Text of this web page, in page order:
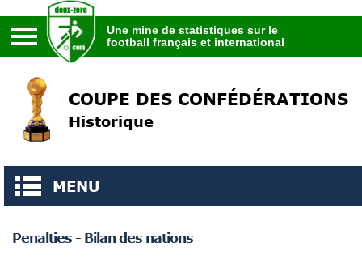
football français et international
Une mine de statistiques sur le
football français et international
COUPE DES CONFÉDÉRATIONS
Historique
MENU
Penalties - Bilan des nations